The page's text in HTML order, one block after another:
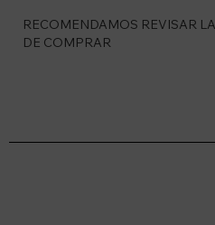
RECOMENDAMOS REVISAR
DE COMPRAR